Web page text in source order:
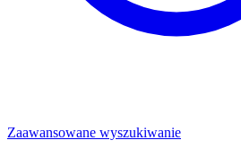
Zaawansowane wyszukiwanie